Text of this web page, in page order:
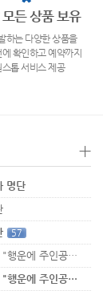
든 상품 보유
하는 다양한 상품을
확인하고 예약까지
톱 서비스 제공
+
명단
57
"행운에 주인공…
"행운에 주인공…